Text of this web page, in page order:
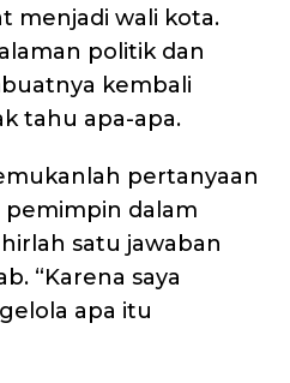
menjadi wali kota.
politik dan
kembali
tahu apa-apa.
pertanyaan
pemimpin dalam
satu jawaban
“Karena saya
apa itu